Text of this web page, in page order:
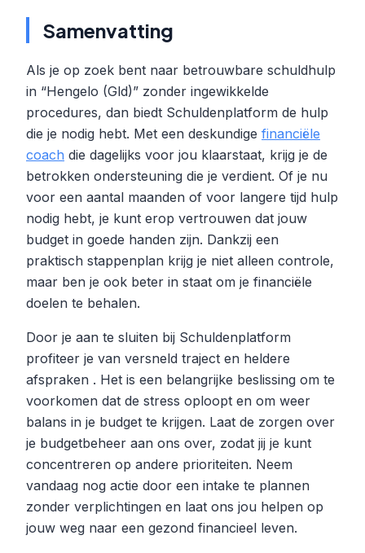
Samenvatting
Als je op zoek bent naar betrouwbare schuldhulp
in “Hengelo (Gld)” zonder ingewikkelde
procedures, dan biedt Schuldenplatform de hulp
die je nodig hebt. Met een deskundige financiële
coach die dagelijks voor jou klaarstaat, krijg je de
betrokken ondersteuning die je verdient. Of je nu
voor een aantal maanden of voor langere tijd hulp
nodig hebt, je kunt erop vertrouwen dat jouw
budget in goede handen zijn. Dankzij een
praktisch stappenplan krijg je niet alleen controle,
maar ben je ook beter in staat om je financiële
doelen te behalen.
Door je aan te sluiten bij Schuldenplatform
profiteer je van versneld traject en heldere
afspraken . Het is een belangrijke beslissing om te
voorkomen dat de stress oploopt en om weer
balans in je budget te krijgen. Laat de zorgen over
je budgetbeheer aan ons over, zodat jij je kunt
concentreren op andere prioriteiten. Neem
vandaag nog actie door een intake te plannen
zonder verplichtingen en laat ons jou helpen op
jouw weg naar een gezond financieel leven.